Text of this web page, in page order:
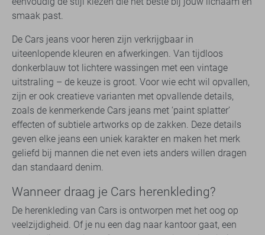
smaak past.
De Cars jeans voor heren zijn verkrijgbaar in
uiteenlopende kleuren en afwerkingen. Van tijdloos
donkerblauw tot lichtere wassingen met een vintage
uitstraling – de keuze is groot. Voor wie echt wil opvallen,
zijn er ook creatieve varianten met opvallende details,
zoals de kenmerkende Cars jeans met ‘paint splatter’
effecten of subtiele artworks op de zakken. Deze details
geven elke jeans een uniek karakter en maken het merk
geliefd bij mannen die net even iets anders willen dragen
dan standaard denim.
Wanneer draag je Cars herenkleding?
De herenkleding van Cars is ontworpen met het oog op
veelzijdigheid. Of je nu een dag naar kantoor gaat, een